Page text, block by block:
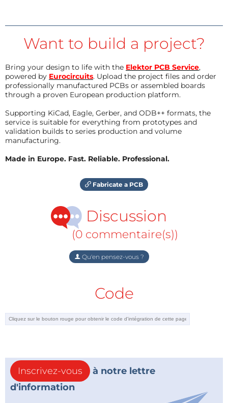
Want to build a project?
Bring your design to life with the Elektor PCB Service,
powered by Eurocircuits. Upload the project files and order
professionally manufactured PCBs or assembled boards
through a proven European production platform.
Supporting KiCad, Eagle, Gerber, and ODB++ formats, the
service is suitable for everything from prototypes and
validation builds to series production and volume
manufacturing.
Made in Europe. Fast. Reliable. Professional.
Fabricate a PCB
Discussion
(0 commentaire(s))
Qu'en pensez-vous ?
Code
Inscrivez-vous
à notre lettre
d'information